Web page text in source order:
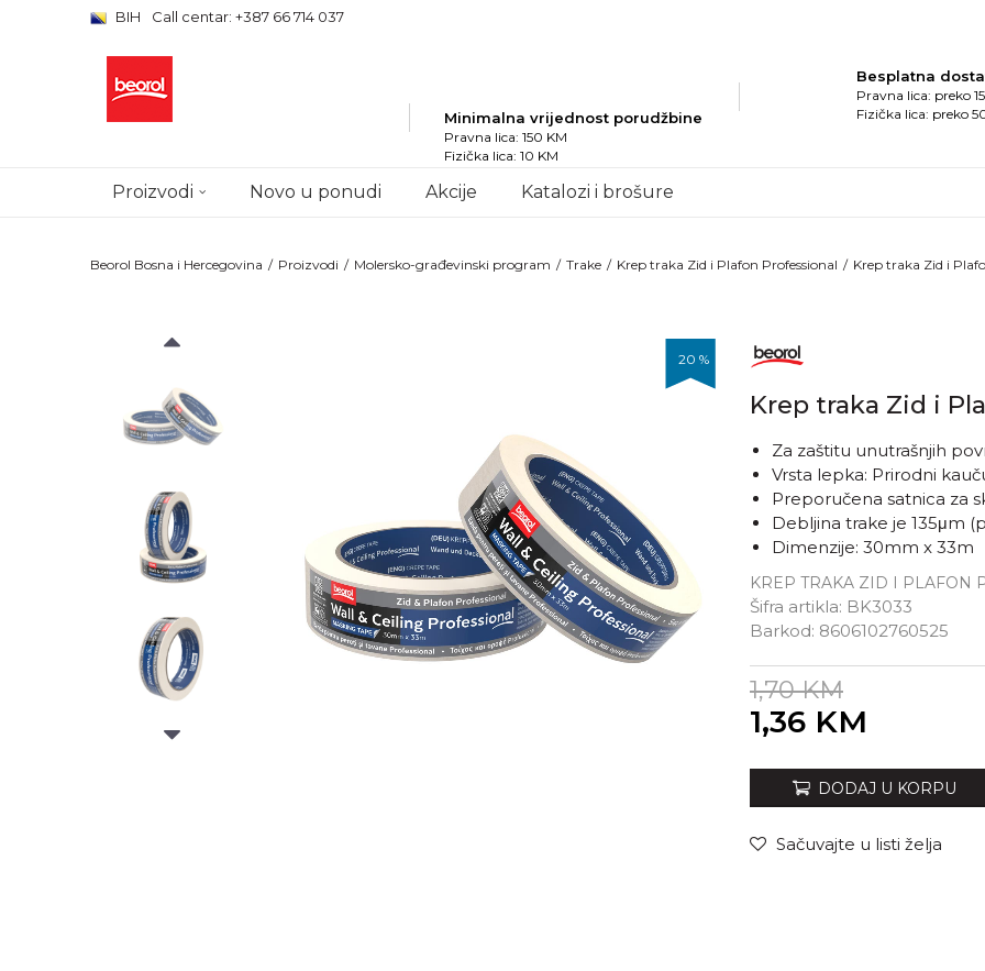
BIH Call centar: +387 66 714 037
Minimalna vrijednost porudžbine
Pravna lica: 150 KM
Fizička lica: 10 KM
Besplatna
Pravna lica: preko
Fizička lica: preko
Proizvodi Novo u ponudi Akcije Katalozi i brošure
Beorol Bosna i Hercegovina Proizvodi Molersko-građevinski program Trake Krep traka Zid i Plafon Professional Krep traka Zid i
20 %
Krep traka Zid i
KREP TRAKA ZID I PLAFON
Šifra artikla: BK3033
Barkod: 8606102760525
Za zaštitu unutrašnjih
Vrsta lepka: Prirodni
Preporučena satnica za
Debljina trake je 135μm
Dimenzije: 30mm x 33m
1,70 KM
1,36 KM
DODAJ U KORPU
Sačuvajte u listi želja